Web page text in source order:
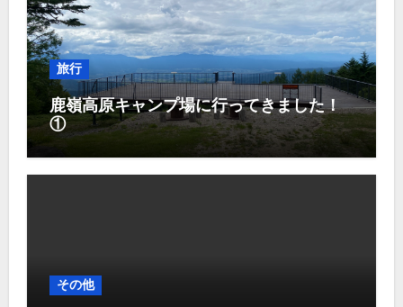
旅行
鹿嶺高原キャンプ場に行ってきました！
①
その他